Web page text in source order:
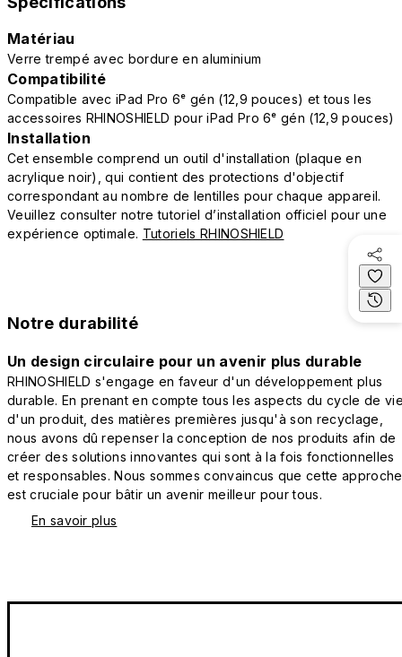
Matériau
Verre trempé avec bordure en aluminium
Compatibilité
Compatible avec iPad Pro 6ᵉ gén (12,9 pouces) et tous les
accessoires RHINOSHIELD pour iPad Pro 6ᵉ gén (12,9 pouces)
Installation
Cet ensemble comprend un outil d'installation (plaque en
acrylique noir), qui contient des protections d'objectif
correspondant au nombre de lentilles pour chaque appareil.
Veuillez consulter notre tutoriel d’installation officiel pour une
expérience optimale. Tutoriels RHINOSHIELD
Notre durabilité
Un design circulaire pour un avenir plus durable
RHINOSHIELD s'engage en faveur d'un développement plus
durable. En prenant en compte tous les aspects du cycle de
d'un produit, des matières premières jusqu'à son recyclage,
nous avons dû repenser la conception de nos produits afin de
créer des solutions innovantes qui sont à la fois fonctionnelles
et responsables. Nous sommes convaincus que cette approche
est cruciale pour bâtir un avenir meilleur pour tous.
En savoir plus